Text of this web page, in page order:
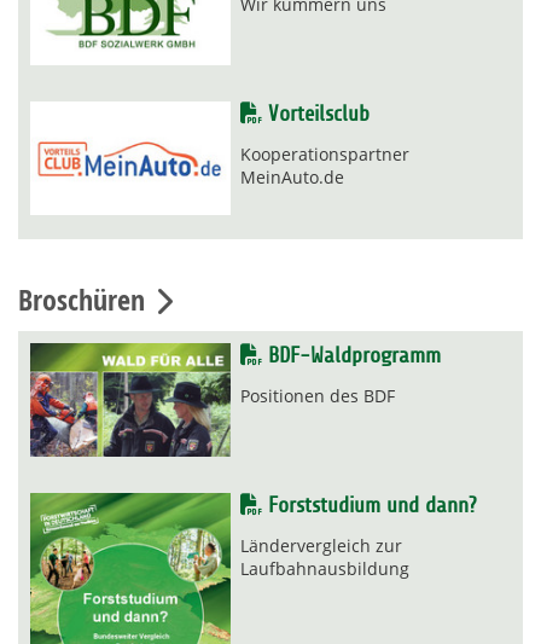
Wir kümmern uns
Vorteilsclub
Kooperationspartner
MeinAuto.de
Broschüren
BDF-Waldprogramm
Positionen des BDF
Forststudium und dann?
Ländervergleich zur
Laufbahnausbildung